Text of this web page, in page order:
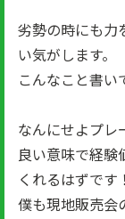
劣勢の時にも力
い気がします。
こんなこと書
なんにせよプレ
良い意味で経験
くれるはずです
僕も現地販売会